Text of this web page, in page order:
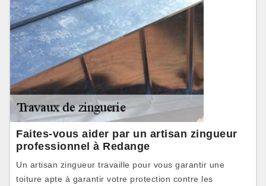
Faites-vous aider par un artisan zingueur
professionnel à Redange
Un artisan zingueur travaille pour vous garantir une
toiture apte à garantir votre protection contre les